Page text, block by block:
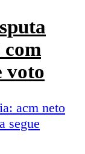
com
voto